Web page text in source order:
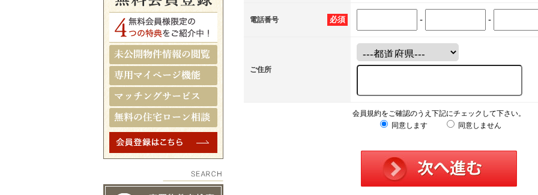
必須
電話番号 - -
ご住所
会員規約をご確認のうえ下記にチェックして下さい。
同意します
同意しません